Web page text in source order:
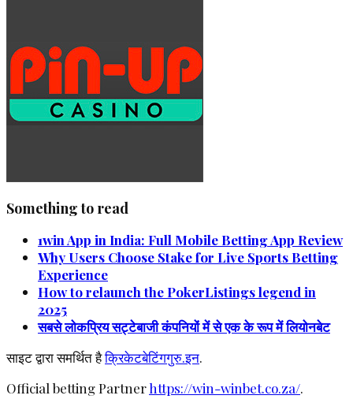
Something to read
1win App in India: Full Mobile Betting App Review
Why Users Choose Stake for Live Sports Betting
Experience
How to relaunch the PokerListings legend in
2025
सबसे लोकप्रिय सट्टेबाजी कंपनियों में से एक के रूप में लियोनबेट
साइट द्वारा समर्थित हैक्रिकेटबेटिंगगुरु.इन.
Official betting Partnerhttps://win-winbet.co.za/.